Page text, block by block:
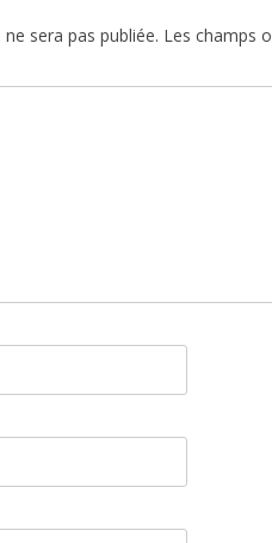
sera pas publiée. Les champs